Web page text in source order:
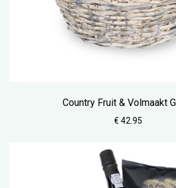
Country Fruit & Volmaakt
€ 42.95